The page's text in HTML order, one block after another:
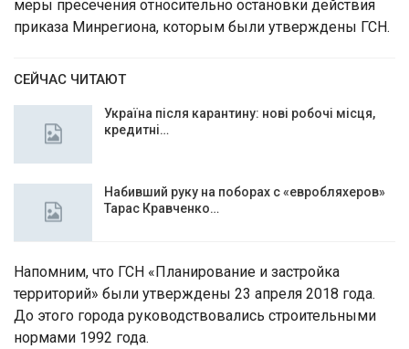
меры пресечения относительно остановки действия
приказа Минрегиона, которым были утверждены ГСН.
СЕЙЧАС ЧИТАЮТ
Україна після карантину: нові робочі місця,
кредитні…
Набивший руку на поборах с «евробляхеров»
Тарас Кравченко…
Напомним, что ГСН «Планирование и застройка
территорий» были утверждены 23 апреля 2018 года.
До этого города руководствовались строительными
нормами 1992 года.